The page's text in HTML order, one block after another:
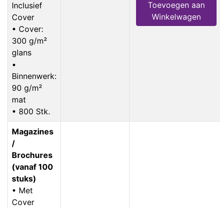
Inclusief
Cover
• Cover:
300 g/m²
glans
•
Binnenwerk:
90 g/m²
mat
• 800 Stk.
Toevoegen aan
Winkelwagen
Magazines
/
Brochures
(vanaf 100
stuks)
• Met
Cover